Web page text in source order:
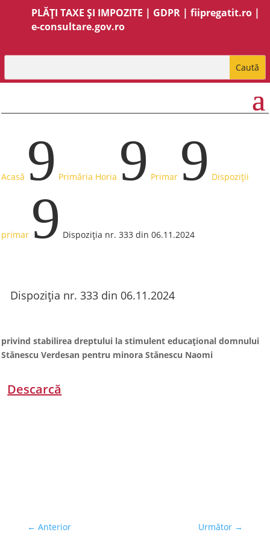
PLĂȚI TAXE ȘI IMPOZITE | GDPR |fiipregatit.ro |
e-consultare.gov.ro
Acasă 9 Primăria Horia 9 Primar 9 Dispoziții
primar 9 Dispoziția nr. 333 din 06.11.2024
Dispoziția nr. 333 din 06.11.2024
privind stabilirea dreptului la stimulent educațional domnului
Stănescu Verdesan pentru minora Stănescu Naomi
Descarcă
← Anterior Următor →